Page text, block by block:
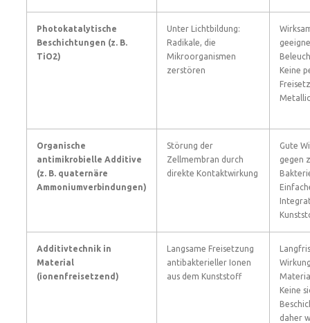
Photokatalytische
Beschichtungen (z. B.
TiO2)
Unter Lichtbildung:
Radikale, die
Mikroorganismen
zerstören
Keine
Organische
antimikrobielle Additive
(z. B. quaternäre
Ammoniumverbindungen)
Störung der
Zellmembran durch
direkte Kontaktwirkung
Gute
gegen
Additivtechnik in
Material
(ionenfreisetzend)
Langsame Freisetzung
antibakterieller Ionen
aus dem Kunststoff
Keine
daher